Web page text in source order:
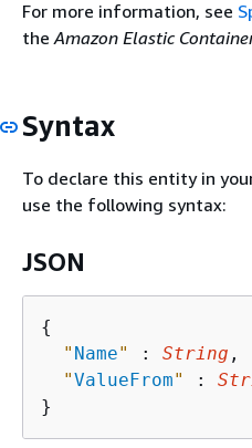
For more information, see
theAmazon Elastic
Syntax
To declare this entity in
use the following syntax:
JSON
{
" Name" : String ,
"ValueFrom" :